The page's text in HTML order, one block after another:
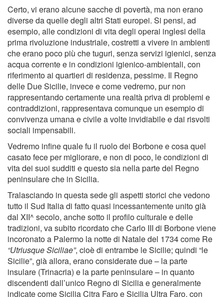
Certo, vi erano alcune sacche di povertà, ma non erano
diverse da quelle degli altri Stati europei. Si pensi, ad
esempio, alle condizioni di vita degli operai inglesi della
prima rivoluzione industriale, costretti a vivere in ambienti
che erano poco più che tuguri, senza servizi igienici, senza
acqua corrente e in condizioni igienico-ambientali, con
riferimento ai quartieri di residenza, pessime. Il Regno
delle Due Sicilie, invece e come vedremo, pur non
rappresentando certamente una realtà priva di problemi e
contraddizioni, rappresentava comunque un esempio di
convivenza umana e civile a volte invidiabile e dai risvolti
sociali impensabili.
Vedremo infine quale fu il ruolo dei Borbone e cosa quel
casato fece per migliorare, e non di poco, le condizioni di
vita dei suoi sudditi e questo sia nella parte del Regno
peninsulare che in Sicilia.
Tralasciando in questa sede gli aspetti storici che vedono
tutto il Sud Italia di fatto quasi incessantemente unito già
dal XII^ secolo, anche sotto il profilo culturale e delle
tradizioni, va subito ricordato che Carlo III di Borbone viene
incoronato a Palermo la notte di Natale del 1734 come Re
“Utriusque Siciliae”, cioè di entrambe le Sicilie; quindi “le
Sicilie”, già allora, erano considerate due – la parte
insulare (Trinacria) e la parte peninsulare – in quanto
discendenti dall’unico Regno di Sicilia e generalmente
indicate come Sicilia Citra Faro e Sicilia Ultra Faro, con